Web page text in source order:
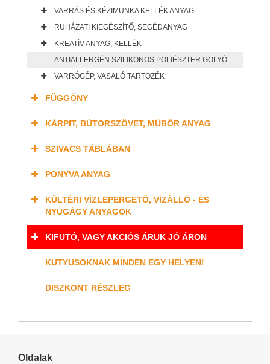
VARRÁS ÉS KÉZIMUNKA KELLÉK ANYAG
RUHÁZATI KIEGÉSZÍTŐ, SEGÉDANYAG
KREATÍV ANYAG, KELLÉK
ANTIALLERGÉN SZILIKONOS POLIÉSZTER GOLYÓ
VARRÓGÉP, VASALÓ TARTOZÉK
FÜGGÖNY
KÁRPIT, BÚTORSZÖVET, MŰBŐR ANYAG
SZIVACS TÁBLÁBAN
PONYVA ANYAG
KÜLTÉRI VÍZLEPERGETŐ, VÍZÁLLÓ - ÉS
NYUGÁGY ANYAGOK
KIFUTÓ, VAGY AKCIÓS ÁRUK JÓ ÁRON
KUTYUSOKNAK MINDEN EGY HELYEN!
DISZKONT RÉSZLEG
Oldalak